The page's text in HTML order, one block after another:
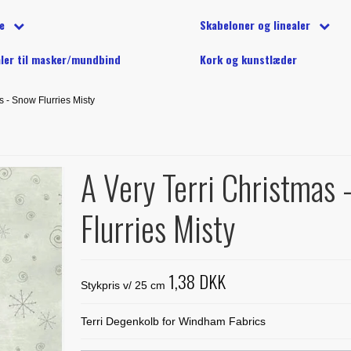
stryg
- 1000 m
Undertråd på spole
Silketråd
fra Sew Kind of Wonderful
Skabeloner og linealer
Alle skabeloner og linealer
Linealer
til masker/mundbind Kork og kunstlæder
- Snow Flurries Misty
A Very Terri Christmas
Flurries Misty
Stykpris v/ 25 cm 1,38 DKK
Terri Degenkolb for Windham Fabrics